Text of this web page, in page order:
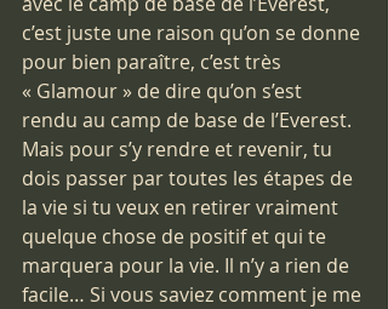
c’est juste une raison qu’on se donne
pour bien paraître, c’est très
« Glamour » de dire qu’on s’est
rendu au camp de base de l’Everest.
Mais pour s’y rendre et revenir, tu
dois passer par toutes les étapes de
la vie si tu veux en retirer vraiment
quelque chose de positif et qui te
marquera pour la vie. Il n’y a rien de
facile… Si vous saviez comment je me